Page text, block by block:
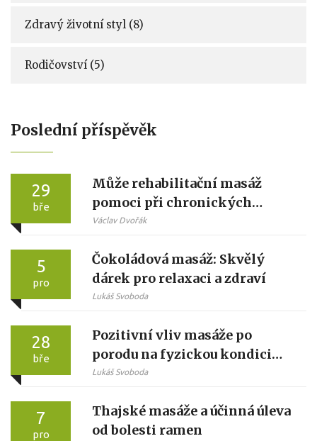
Zdravý životní styl (8)
Rodičovství (5)
Poslední příspěvěk
29
bře
Může rehabilitační masáž
pomoci při chronických
bolestech?
Václav Dvořák
5
pro
Čokoládová masáž: Skvělý
dárek pro relaxaci a zdraví
Lukáš Svoboda
28
bře
Pozitivní vliv masáže po
porodu na fyzickou kondici
žen
Lukáš Svoboda
7
pro
Thajské masáže a účinná úleva
od bolesti ramen